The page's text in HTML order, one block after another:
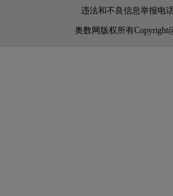
违法和不良信息举报电
奥数网 版权所有